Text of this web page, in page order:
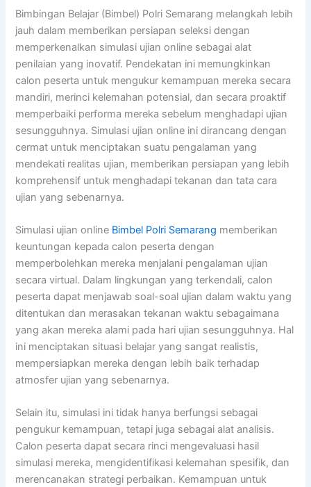
Bimbingan Belajar (Bimbel) Polri Semarang melangkah lebih
jauh dalam memberikan persiapan seleksi dengan
memperkenalkan simulasi ujian online sebagai alat
penilaian yang inovatif. Pendekatan ini memungkinkan
calon peserta untuk mengukur kemampuan mereka secara
mandiri, merinci kelemahan potensial, dan secara proaktif
memperbaiki performa mereka sebelum menghadapi ujian
sesungguhnya. Simulasi ujian online ini dirancang dengan
cermat untuk menciptakan suatu pengalaman yang
mendekati realitas ujian, memberikan persiapan yang lebih
komprehensif untuk menghadapi tekanan dan tata cara
ujian yang sebenarnya.
Simulasi ujian online Bimbel Polri Semarang memberikan
keuntungan kepada calon peserta dengan
memperbolehkan mereka menjalani pengalaman ujian
secara virtual. Dalam lingkungan yang terkendali, calon
peserta dapat menjawab soal-soal ujian dalam waktu yang
ditentukan dan merasakan tekanan waktu sebagaimana
yang akan mereka alami pada hari ujian sesungguhnya. Hal
ini menciptakan situasi belajar yang sangat realistis,
mempersiapkan mereka dengan lebih baik terhadap
atmosfer ujian yang sebenarnya.
Selain itu, simulasi ini tidak hanya berfungsi sebagai
pengukur kemampuan, tetapi juga sebagai alat analisis.
Calon peserta dapat secara rinci mengevaluasi hasil
simulasi mereka, mengidentifikasi kelemahan spesifik, dan
merencanakan strategi perbaikan. Kemampuan untuk